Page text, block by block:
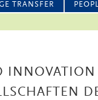
TRANSFER